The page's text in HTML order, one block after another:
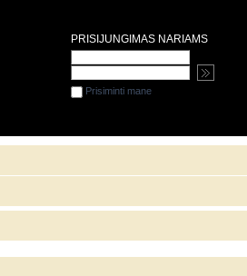
PRISIJUNGIMAS NARIAMS
Prisiminti mane